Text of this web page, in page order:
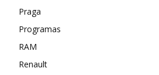
Praga
Programas
RAM
Renault